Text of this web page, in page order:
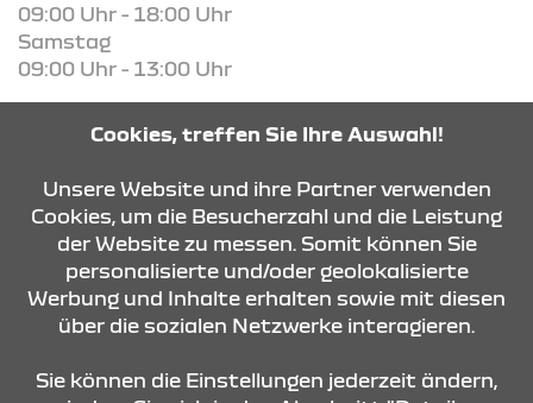
09:00 Uhr - 18:00 Uhr
Samstag
09:00 Uhr - 13:00 Uhr
KONTAKT & ANFAHRT
ÖFFNUNGSZEITEN
STANDORTE
Cookies, treffen Sie Ihre Auswahl!
Unsere Website und ihre Partner verwenden
Cookies, um die Besucherzahl und die Leistung
der Website zu messen. Somit können Sie
personalisierte und/oder geolokalisierte
Werbung und Inhalte erhalten sowie mit diesen
über die sozialen Netzwerke interagieren.
Sie können die Einstellungen jederzeit ändern,